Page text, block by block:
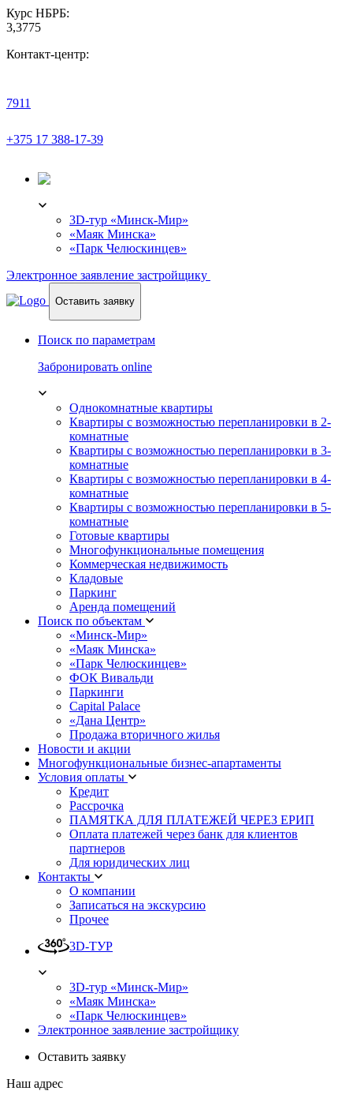
Курс НБРБ:
3,3775
Контакт-центр:
7911
+375 17 388-17-39
3D-тур «Минск-Мир»
«Маяк Минска»
«Парк Челюскинцев»
Электронное заявление застройщику
Оставить заявку
Поиск по параметрам
Забронировать online
Однокомнатные квартиры
Квартиры с возможностью перепланировки в 2-
комнатные
Квартиры с возможностью перепланировки в 3-
комнатные
Квартиры с возможностью перепланировки в 4-
комнатные
Квартиры с возможностью перепланировки в 5-
комнатные
Готовые квартиры
Многофункциональные помещения
Коммерческая недвижимость
Кладовые
Паркинг
Аренда помещений
Поиск по объектам
«Минск-Мир»
«Маяк Минска»
«Парк Челюскинцев»
ФОК Вивальди
Паркинги
Capital Palace
«Дана Центр»
Продажа вторичного жилья
Новости и акции
Многофункциональные бизнес-апартаменты
Условия оплаты
Кредит
Рассрочка
ПАМЯТКА ДЛЯ ПЛАТЕЖЕЙ ЧЕРЕЗ ЕРИП
Оплата платежей через банк для клиентов
партнеров
Для юридических лиц
Контакты
О компании
Записаться на экскурсию
Прочее
3D-ТУР
3D-тур «Минск-Мир»
«Маяк Минска»
«Парк Челюскинцев»
Электронное заявление застройщику
Оставить заявку
Наш адрес